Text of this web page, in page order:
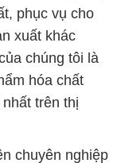
phục vụ cho
xuất khác
chúng tôi là
hóa chất
trên thị
chuyên nghiệp